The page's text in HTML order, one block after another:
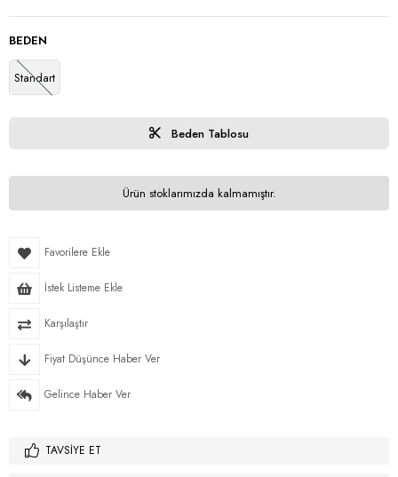
BEDEN
Standart
Beden Tablosu
Ürün stoklarımızda kalmamıştır.
Favorilere Ekle
İstek Listeme Ekle
Karşılaştır
Fiyat Düşünce Haber Ver
Gelince Haber Ver
TAVSIYE ET